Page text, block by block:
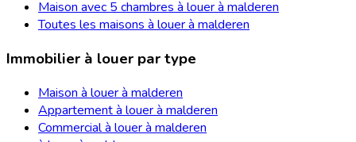
Maison avec 5 chambres à louer à malderen
Toutes les maisons à louer à malderen
Immobilier à louer par type
Maison à louer à malderen
Appartement à louer à malderen
Commercial à louer à malderen